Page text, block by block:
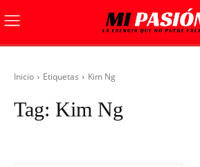
Inicio Etiquetas Kim Ng
Tag: Kim Ng